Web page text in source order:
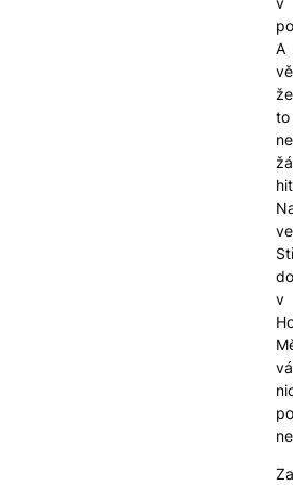
A
že
to
ve
v